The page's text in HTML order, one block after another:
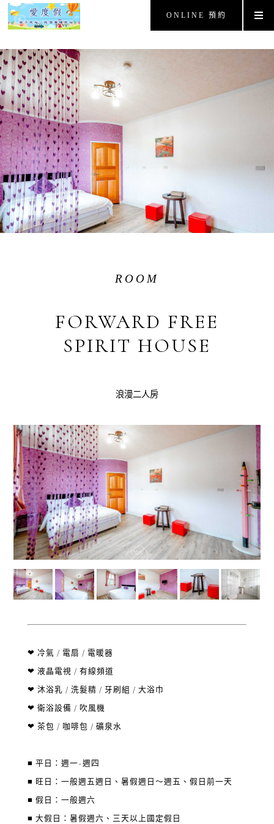
ONLINE 預約
ROOM
FORWARD FREE
SPIRIT HOUSE
浪漫二人房
❤ 冷氣 / 電扇 / 電暖器
❤ 液晶電視 / 有線頻道
❤ 沐浴乳 / 洗髮精 / 牙刷組 / 大浴巾
❤ 衛浴設備 / 吹風機
❤ 茶包 / 咖啡包 / 礦泉水
■ 平日：週一~週四
■ 旺日：一般週五週日、暑假週日～週五、假日前一天
■ 假日：一般週六
■ 大假日：暑假週六、三天以上國定假日